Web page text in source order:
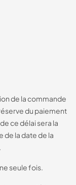
de la commande
du paiement
ce délai sera la
de la date de la
seule fois.